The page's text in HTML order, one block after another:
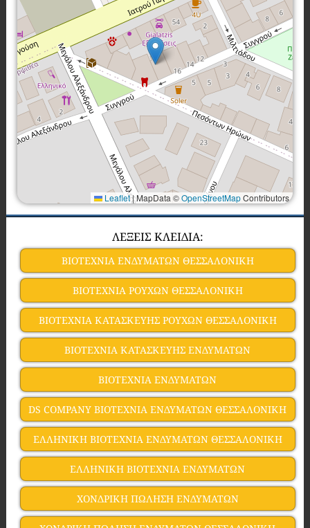
Leaflet|MapData ©OpenStreetMapContributors
ΛΕΞΕΙΣ ΚΛΕΙΔΙΑ:
ΒΙΟΤΕΧΝΙΑ ΕΝΔΥΜΑΤΩΝ ΘΕΣΣΑΛΟΝΙΚΗ
ΒΙΟΤΕΧΝΙΑ ΡΟΥΧΩΝ ΘΕΣΣΑΛΟΝΙΚΗ
ΒΙΟΤΕΧΝΙΑ ΚΑΤΑΣΚΕΥΗΣ ΡΟΥΧΩΝ ΘΕΣΣΑΛΟΝΙΚΗ
ΒΙΟΤΕΧΝΙΑ ΚΑΤΑΣΚΕΥΗΣ ΕΝΔΥΜΑΤΩΝ
ΒΙΟΤΕΧΝΙΑ ΕΝΔΥΜΑΤΩΝ
DS COMPANY ΒΙΟΤΕΧΝΙΑ ΕΝΔΥΜΑΤΩΝ ΘΕΣΣΑΛΟΝΙΚΗ
ΕΛΛΗΝΙΚΗ ΒΙΟΤΕΧΝΙΑ ΕΝΔΥΜΑΤΩΝ ΘΕΣΣΑΛΟΝΙΚΗ
ΕΛΛΗΝΙΚΗ ΒΙΟΤΕΧΝΙΑ ΕΝΔΥΜΑΤΩΝ
ΧΟΝΔΡΙΚΗ ΠΩΛΗΣΗ ΕΝΔΥΜΑΤΩΝ